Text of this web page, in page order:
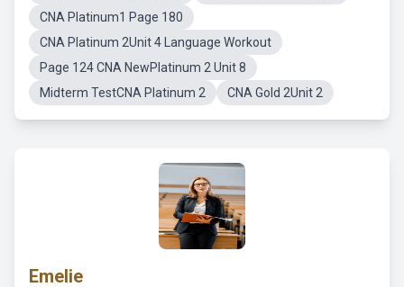
CNA Platinum1 Page 180
CNA Platinum 2Unit 4 Language Workout
Page 124 CNA NewPlatinum 2 Unit 8
Midterm TestCNA Platinum 2
CNA Gold 2Unit 2
Emelie